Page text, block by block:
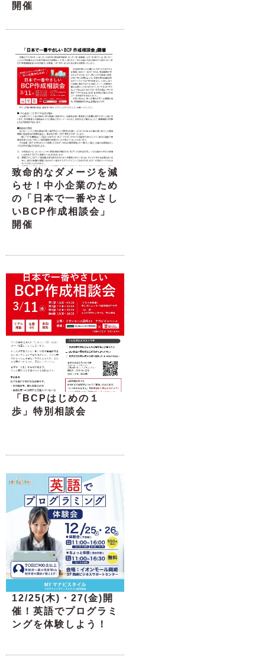
開催
致命的なダメージを減
らせ！中小企業のため
の「日本で一番やさし
いBCP作成相談会」
開催
「BCPはじめの１
歩」特別相談会
12/25(木)・27(金)開
催！英語でプログラミ
ングを体験しよう！